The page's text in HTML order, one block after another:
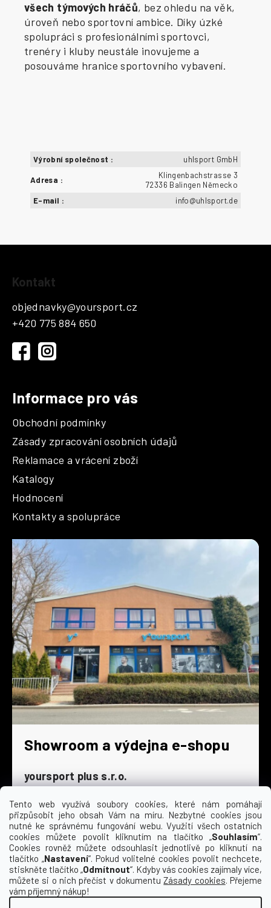
Tento web využívá soubory cookies, které nám pomáhají
přizpůsobit jeho obsah Vám na míru. Nezbytné cookies jsou
nutné ke správnému fungování webu. Využití všech ostatních
cookies můžete povolit kliknutím na tlačítko „Souhlasím“.
Cookies rovněž můžete odsouhlasit jednotlivě po kliknutí na
tlačítko „Nastavení“. Pokud volitelné cookies povolit nechcete,
stiskněte tlačítko „Odmítnout“. Kdyby vás cookies zajímaly více,
můžete si o nich přečíst v dokumentuZásady cookies. Přejeme
vám příjemný nákup!
všech týmových hráčů, bez ohledu na věk,
úroveň nebo sportovní ambice. Díky úzké
spolupráci s profesionálními sportovci,
trenéry i kluby neustále inovujeme a
posouváme hranice sportovního vybavení.
Výrobní společnost : uhlsport GmbH
Adresa :
Klingenbachstrasse 3
72336 Balingen Německo
E-mail : info@uhlsport.de
Kontakt
objednavky@yoursport.cz
+420 775 884 650
Informace pro vás
Obchodní podmínky
Zásady zpracování osobních údajů
Reklamace a vrácení zboží
Katalogy
Hodnocení
Kontakty a spolupráce
Showroom a výdejna e-shopu
yoursport plus s.r.o.
Dyjská 845/4
196 00 Praha 9 - Čakovice
Po - Čt
9:00 - 16:30
Pá
9:00 - 15:30
So
zavřeno
Ne
zavřeno